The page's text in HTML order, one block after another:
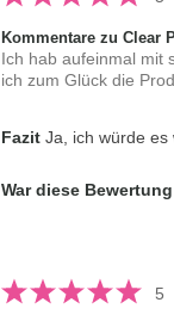
Kommentare zu Clear
Ich hab aufeinmal mit
ich zum Glück die
FazitJa, ich würde es
War diese
5